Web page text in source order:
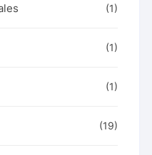
(1)
(1)
(1)
(19)